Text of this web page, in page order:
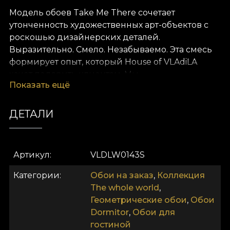
Модель обоев Take Me There сочетает
утонченность художественных арт-объектов с
роскошью дизайнерских деталей.
Выразительно. Смело. Незабываемо. Эта смесь
формирует опыт, который House of VLAdiLA
хочет подарить клиентам. Мы
переосмысливаем комфорт как данность.
вручную нарисованных преданными
выполнена на основе Vlies. Это нетканый
материал — очень прочный и долговечный. Мы
предлагаем три разные текстуры, чтобы вы
могли выбрать ощущение, которое принесёте в
дом. Текстура Smooth — матовая, гладкая и
приятная на ощупь. Canvas создаёт эффект
Показать ещё
ДЕТАЛИ
Артикул VLDLW0143S
Категории Обои на заказ, Коллекция
The whole world,
Геометрические обои, Обои
Dormitor, Обои для
гостиной